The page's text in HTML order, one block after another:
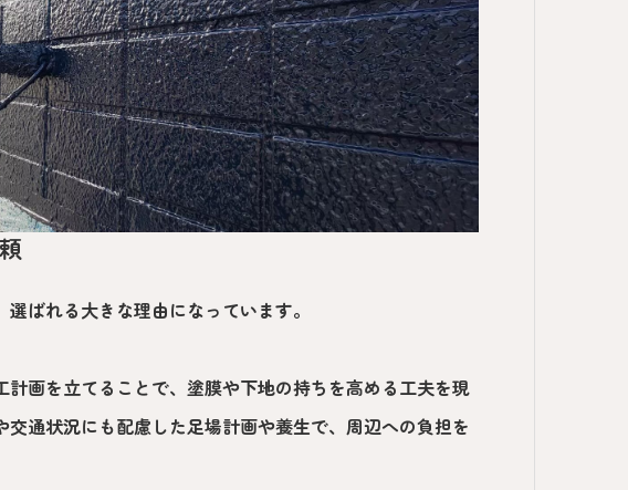
ばれる大きな理由になっています。
画を立てることで、塗膜や下地の持ちを高める工夫を現
通状況にも配慮した足場計画や養生で、周辺への負担を